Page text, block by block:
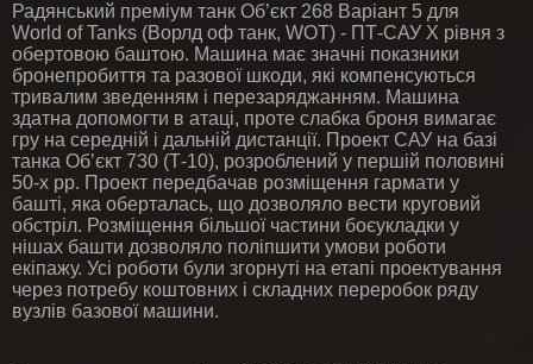
Радянський преміум танк Об’єкт 268 Варіант 5 для
World of Tanks (Ворлд оф танк, WOT) - ПТ-САУ X рівня з
обертовою баштою. Машина має значні показники
бронепробиття та разової шкоди, які компенсуються
тривалим зведенням і перезаряджанням. Машина
здатна допомогти в атаці, проте слабка броня вимагає
гру на середній і дальній дистанції. Проект САУ на базі
танка Об’єкт 730 (Т-10), розроблений у першій половині
50-х рр. Проект передбачав розміщення гармати у
башті, яка оберталась, що дозволяло вести круговий
обстріл. Розміщення більшої частини боєукладки у
нішах башти дозволяло поліпшити умови роботи
екіпажу. Усі роботи були згорнуті на етапі проектування
через потребу коштовних і складних переробок ряду
вузлів базової машини.